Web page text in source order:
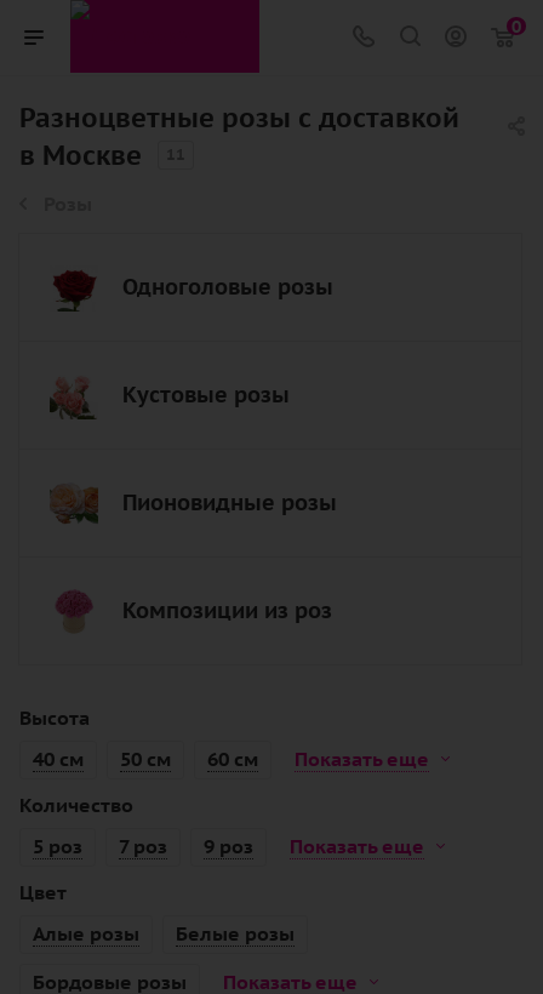
0
Разноцветные розы с доставкой
в Москве
Одноголовые розы
Кустовые розы
Пионовидные розы
Композиции из роз
Высота
40 см
50 см 60 см
Показать еще
Количество
5 роз
7 роз 9 роз
Показать еще
Цвет
Алые розы
Белые розы
Бордовые розы
Показать еще